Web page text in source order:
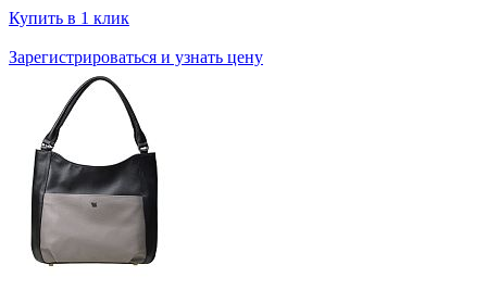
Купить в 1 клик
Зарегистрироваться и узнать цену